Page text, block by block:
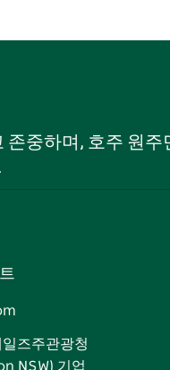
중하며, 호주 원주
즈주관광청
NSW) 기업